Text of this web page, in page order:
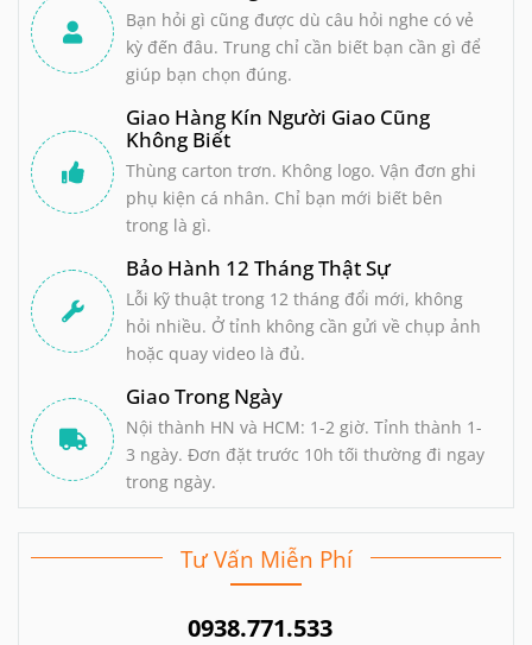
Bạn hỏi gì cũng được dù câu hỏi nghe có vẻ
kỳ đến đâu. Trung chỉ cần biết bạn cần gì để
giúp bạn chọn đúng.
Giao Hàng Kín Người Giao Cũng
Không Biết
Thùng carton trơn. Không logo. Vận đơn ghi
phụ kiện cá nhân. Chỉ bạn mới biết bên
trong là gì.
Bảo Hành 12 Tháng Thật Sự
Lỗi kỹ thuật trong 12 tháng đổi mới, không
hỏi nhiều. Ở tỉnh không cần gửi về chụp ảnh
hoặc quay video là đủ.
Giao Trong Ngày
Nội thành HN và HCM: 1-2 giờ. Tỉnh thành 1-
3 ngày. Đơn đặt trước 10h tối thường đi ngay
trong ngày.
Tư Vấn Miễn Phí
0938.771.533